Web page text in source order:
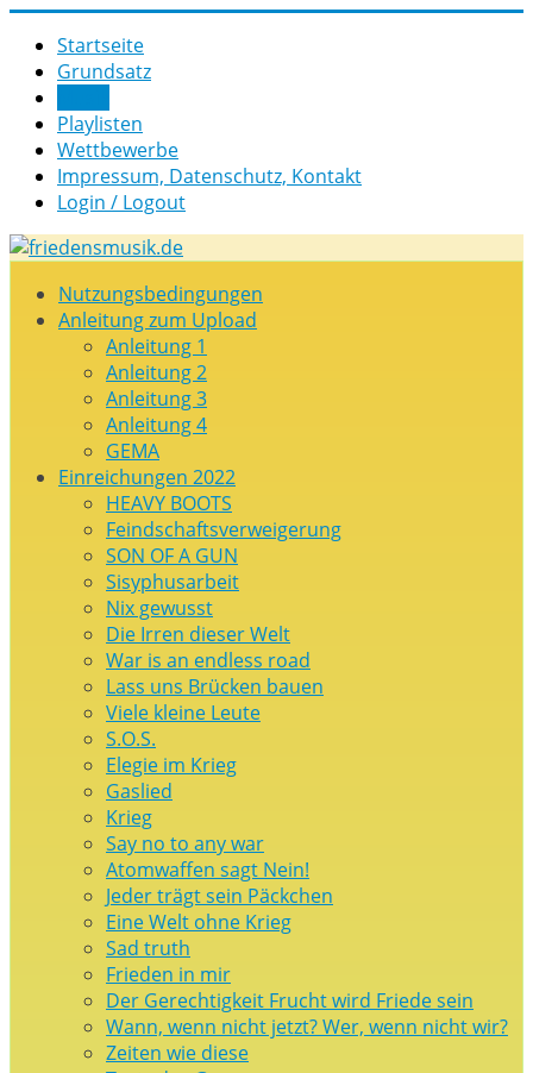
Startseite
Grund­satz­
Playlisten
Wettbewerbe
Impressum, Datenschutz, Kontakt
Login / Logout
Nutz­ungs­­­bedin­g­­ungen
Anleitung zum Upload
Anleitung 1
Anleitung 2
Anleitung 3
Anleitung 4
GEMA
Einreichungen 2022
HEAVY BOOTS
Feindschaftsverweigerung
SON OF A GUN
Sisyphusarbeit
Nix gewusst
Die Irren dieser Welt
War is an endless road
Lass uns Brücken bauen
Viele kleine Leute
S.O.S.
Elegie im Krieg
Gaslied
Krieg
Say no to any war
Atomwaffen sagt Nein!
Jeder trägt sein Päckchen
Eine Welt ohne Krieg
Sad truth
Frieden in mir
Der Gerechtigkeit Frucht wird Friede sein
Wann, wenn nicht jetzt? Wer, wenn nicht wir?
Zeiten wie diese